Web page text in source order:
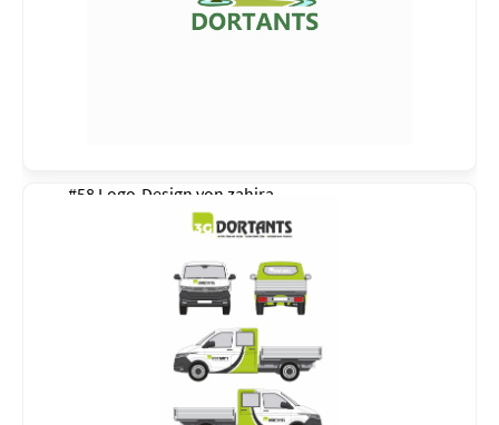
#58 Logo-Design von zahira